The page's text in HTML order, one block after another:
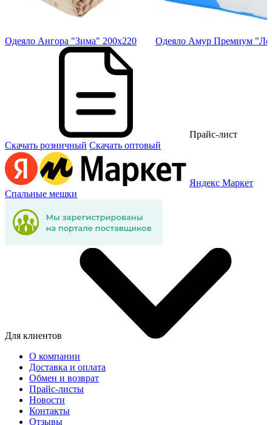
Одеяло Ангора "Зима" 200х220 Одеяло Амур Премиум
Прайс-лист
Скачать розничный Скачать оптовый
Яндекс Маркет
Спальные мешки
Для клиентов
О компании
Доставка и оплата
Обмен и возврат
Прайс-листы
Новости
Контакты
Отзывы